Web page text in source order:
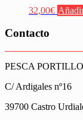
32,00€
Contacto
PESCA PORTILLO
C/ Ardigales nº16
39700 Castro